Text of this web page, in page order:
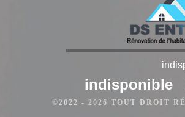
environs ? DS Entretien 37 et son équipe
salle de bain à Chouze Sur Loire et ses
réalisons toute pose de douche, pose de
et bonne tenue au cours du temps. Si
à contacter nos professionnels.
indisponible
©2022 - 2026 TOUT DROIT